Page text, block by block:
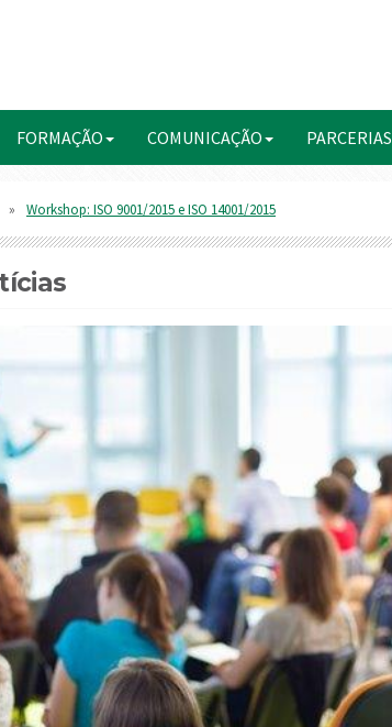
FORMAÇÃO COMUNICAÇÃO PARCERIAS
Workshop: ISO 9001/2015 e ISO 14001/2015